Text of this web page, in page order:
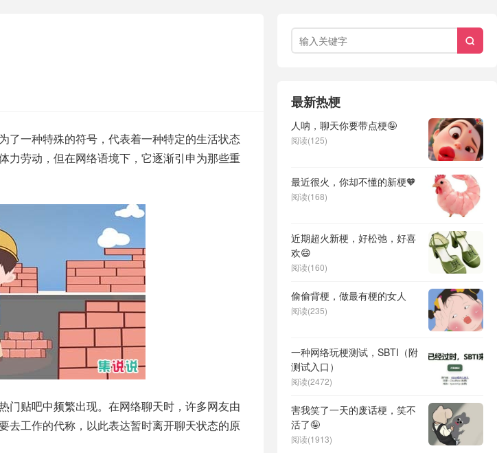
了一种特殊的符号，代表着一种特定的生活状态
力劳动，但在网络语境下，它逐渐引申为那些重
门贴吧中频繁出现。在网络聊天时，许多网友由
去工作的代称，以此表达暂时离开聊天状态的原

最新热梗
人呐，聊天你要带点梗🤪
阅读(125)
最近很火，你却不懂的新梗🧡
阅读(168)
近期超火新梗，好松弛，好喜
欢😄
阅读(160)
偷偷背梗，做最有梗的女人
阅读(235)
一种网络玩梗测试，SBTI（附
测试入口）
阅读(2472)
害我笑了一天的废话梗，笑不
活了🤪
阅读(1913)